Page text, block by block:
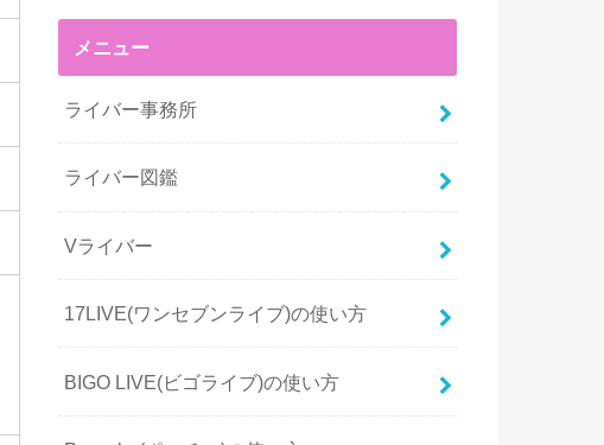
メニュー
ライバー事務所
ライバー図鑑
Vライバー
17LIVE(ワンセブンライブ)の使い方
BIGO LIVE(ビゴライブ)の使い方